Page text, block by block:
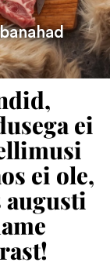
ei
ei ole,
augusti